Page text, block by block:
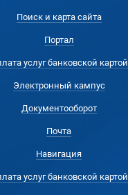
Поиск и карта сайта
Портал
услуг банковской картой
Электронный кампус
Документооборот
Почта
Навигация
услуг банковской картой